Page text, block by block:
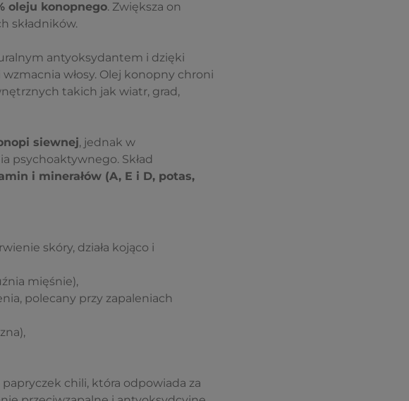
oleju konopnego. Zwiększa on
składników.
antyoksydantem i dzięki
włosy. Olej konopny chroni
takich jak wiatr, grad,
siewnej, jednak w
psychoaktywnego. Skład
i minerałów (A, E i D, potas,
skóry, działa kojąco i
mięśnie),
polecany przy zapaleniach
chili, która odpowiada za